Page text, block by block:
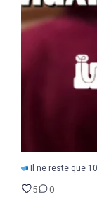
Il ne reste que
5 0